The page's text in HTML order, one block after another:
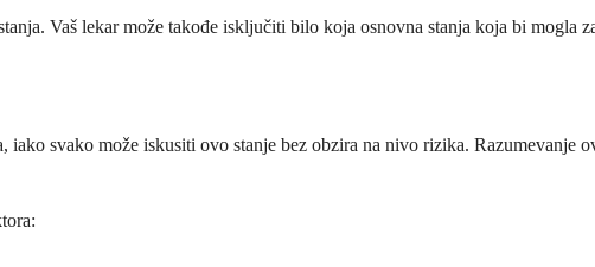
Vaš lekar može takođe isključiti bilo koja osnovna stanja koja bi mogla
svako može iskusiti ovo stanje bez obzira na nivo rizika. Razumevanje